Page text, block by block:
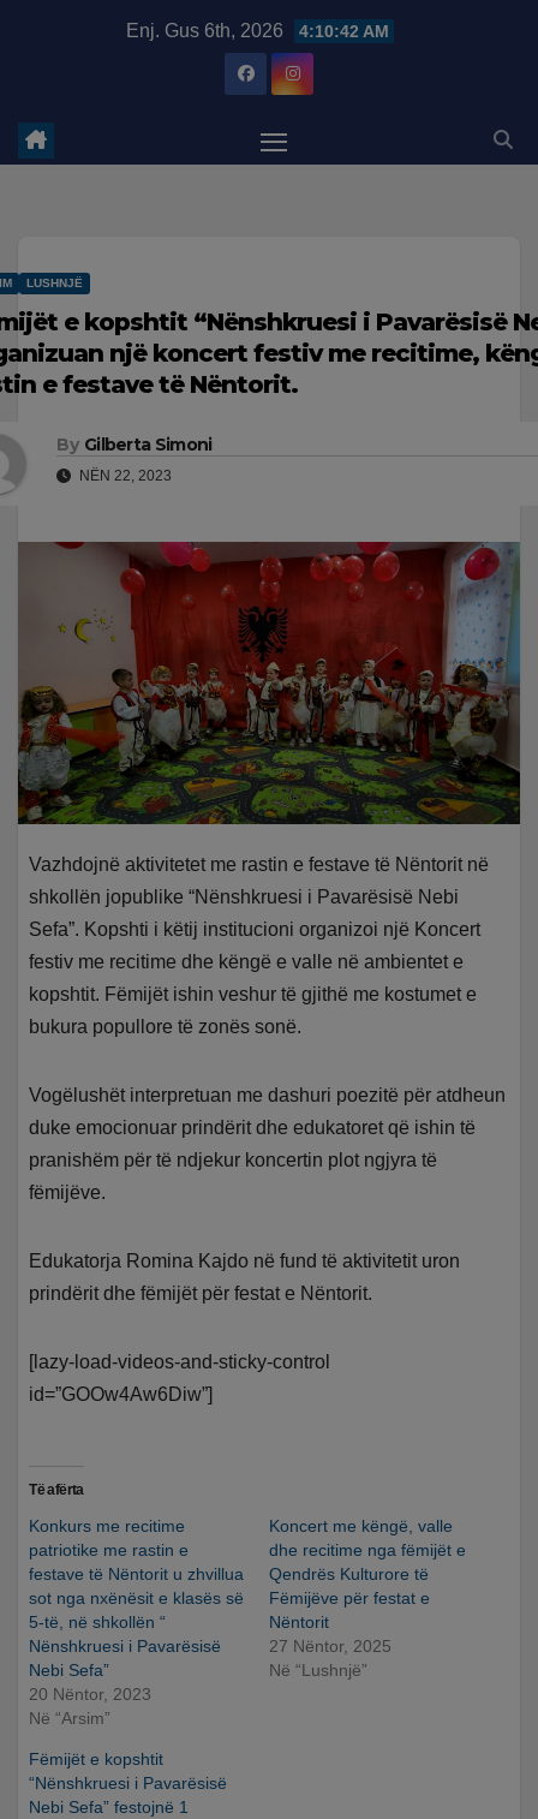
Enj. Gus 6th, 2026 4:10:43 AM
LUSHNJË
e kopshtit “Nënshkruesi i Pavarësisë
një koncert festiv me recitime,
e festave të Nëntorit.
By Gilberta Simoni
NËN 22, 2023
Vazhdojnë aktivitetet me rastin e festave të Nëntorit në
shkollën jopublike “Nënshkruesi i Pavarësisë Nebi
Sefa”. Kopshti i këtij institucioni organizoi një Koncert
festiv me recitime dhe këngë e valle në ambientet e
kopshtit. Fëmijët ishin veshur të gjithë me kostumet e
bukura popullore të zonës sonë.
Vogëlushët interpretuan me dashuri poezitë për atdheun
duke emocionuar prindërit dhe edukatoret që ishin të
pranishëm për të ndjekur koncertin plot ngjyra të
fëmijëve.
Edukatorja Romina Kajdo në fund të aktivitetit uron
prindërit dhe fëmijët për festat e Nëntorit.
[lazy-load-videos-and-sticky-control
id=”GOOw4Aw6Diw”]
Të afërta
Konkurs me recitime
patriotike me rastin e
festave të Nëntorit u zhvillua
sot nga nxënësit e klasës së
5-të, në shkollën “
Nënshkruesi i Pavarësisë
Nebi Sefa”
20 Nëntor, 2023
Në “Arsim”
Koncert me këngë, valle
dhe recitime nga fëmijët e
Qendrës Kulturore të
Fëmijëve për festat e
Nëntorit
27 Nëntor, 2025
Në “Lushnjë”
Fëmijët e kopshtit
“Nënshkruesi i Pavarësisë
Nebi Sefa” festojnë 1